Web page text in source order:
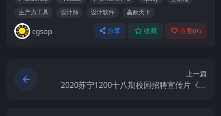
生产力工具
设计师 设计软件 赢政天下
cgsop 分享 收藏 点赞(0)
上一篇
2020苏宁1200十八期校园招聘宣传片《爱